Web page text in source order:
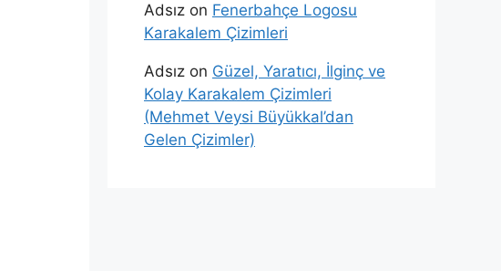
Adsız on Fenerbahçe Logosu
Karakalem Çizimleri
Adsız on Güzel, Yaratıcı, İlginç ve
Kolay Karakalem Çizimleri
(Mehmet Veysi Büyükkal’dan
Gelen Çizimler)